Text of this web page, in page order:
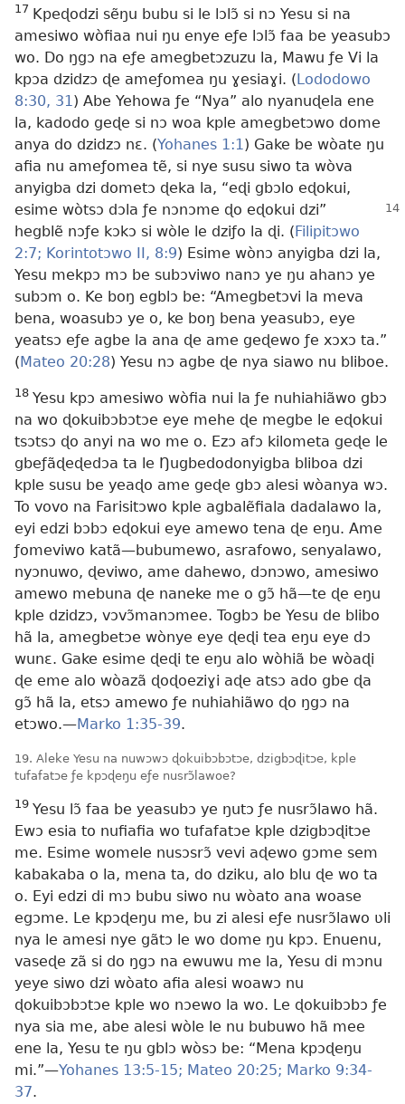
17 Kpeɖodzi sẽŋu bubu si le lɔlɔ̃ si nɔ Yesu si na
amesiwo wòfiaa nui ŋu enye eƒe lɔlɔ̃ faa be yeasubɔ
wo. Do ŋgɔ na eƒe amegbetɔzuzu la, Mawu ƒe Vi la
kpɔa dzidzɔ ɖe ameƒomea ŋu ɣesiaɣi. (Lododowo
8:30, 31) Abe Yehowa ƒe “Nya” alo nyanuɖela ene
la, kadodo geɖe si nɔ woa kple amegbetɔwo dome
anya do dzidzɔ nɛ. (Yohanes 1:1) Gake be wòate ŋu
afia nu ameƒomea tẽ, si nye susu siwo ta wòva
anyigba dzi dometɔ ɖeka la, “eɖi gbɔlo eɖokui,
esime wòtsɔ dɔla ƒe nɔnɔme ɖo eɖokui dzi”
hegblẽ nɔƒe kɔkɔ si wòle le dziƒo la ɖi. (Filipitɔwo
2:7; Korintotɔwo II, 8:9) Esime wònɔ anyigba dzi la,
Yesu mekpɔ mɔ be subɔviwo nanɔ ye ŋu ahanɔ ye
subɔm o. Ke boŋ egblɔ be: “Amegbetɔvi la meva
bena, woasubɔ ye o, ke boŋ bena yeasubɔ, eye
yeatsɔ eƒe agbe la ana ɖe ame geɖewo ƒe xɔxɔ ta.”
(Mateo 20:28) Yesu nɔ agbe ɖe nya siawo nu bliboe.
18 Yesu kpɔ amesiwo wòfia nui la ƒe nuhiahiãwo gbɔ
na wo ɖokuibɔbɔtɔe eye mehe ɖe megbe le eɖokui
tsɔtsɔ ɖo anyi na wo me o. Ezɔ afɔ kilometa geɖe le
gbeƒãɖeɖedɔa ta le Ŋugbedodonyigba bliboa dzi
kple susu be yeaɖo ame geɖe gbɔ alesi wòanya wɔ.
To vovo na Farisitɔwo kple agbalẽfiala dadalawo la,
eyi edzi bɔbɔ eɖokui eye amewo tena ɖe eŋu. Ame
ƒomeviwo katã—bubumewo, asrafowo, senyalawo,
nyɔnuwo, ɖeviwo, ame dahewo, dɔnɔwo, amesiwo
amewo mebuna ɖe naneke me o gɔ̃ hã—te ɖe eŋu
kple dzidzɔ, vɔvɔ̃manɔmee. Togbɔ be Yesu de blibo
hã la, amegbetɔe wònye eye ɖeɖi tea eŋu eye dɔ
wunɛ. Gake esime ɖeɖi te eŋu alo wòhiã be wòaɖi
ɖe eme alo wòazã ɖoɖoeziɣi aɖe atsɔ ado gbe ɖa
gɔ̃ hã la, etsɔ amewo ƒe nuhiahiãwo ɖo ŋgɔ na
etɔwo.—Marko 1:35-39.
19. Aleke Yesu na nuwɔwɔ ɖokuibɔbɔtɔe, dzigbɔɖitɔe, kple
tufafatɔe ƒe kpɔɖeŋu eƒe nusrɔ̃lawoe?
19 Yesu lɔ̃ faa be yeasubɔ ye ŋutɔ ƒe nusrɔ̃lawo hã.
Ewɔ esia to nufiafia wo tufafatɔe kple dzigbɔɖitɔe
me. Esime womele nusɔsrɔ̃ vevi aɖewo gɔme sem
kabakaba o la, mena ta, do dziku, alo blu ɖe wo ta
o. Eyi edzi di mɔ bubu siwo nu wòato ana woase
egɔme. Le kpɔɖeŋu me, bu zi alesi eƒe nusrɔ̃lawo ʋli
nya le amesi nye gãtɔ le wo dome ŋu kpɔ. Enuenu,
vaseɖe zã si do ŋgɔ na ewuwu me la, Yesu di mɔnu
yeye siwo dzi wòato afia alesi woawɔ nu
ɖokuibɔbɔtɔe kple wo nɔewo la wo. Le ɖokuibɔbɔ ƒe
nya sia me, abe alesi wòle le nu bubuwo hã mee
ene la, Yesu te ŋu gblɔ wòsɔ be: “Mena kpɔɖeŋu
mi.”—Yohanes 13:5-15; Mateo 20:25; Marko 9:34-
37.